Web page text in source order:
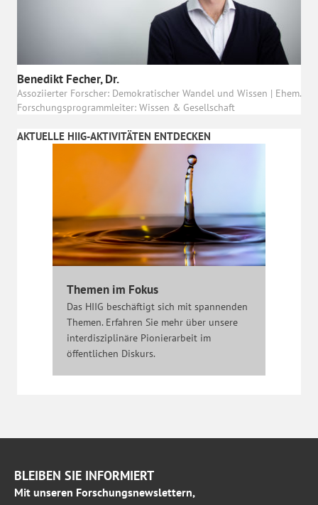
Benedikt Fecher, Dr.
Assoziierter Forscher: Demokratischer Wandel und Wissen | Ehem.
Forschungsprogrammleiter: Wissen & Gesellschaft
AKTUELLE HIIG-AKTIVITÄTEN ENTDECKEN
Themen im Fokus
Das HIIG beschäftigt sich mit spannenden
Themen. Erfahren Sie mehr über unsere
interdisziplinäre Pionierarbeit im
öffentlichen Diskurs.
BLEIBEN SIE INFORMIERT
Mit unseren Forschungsnewslettern,